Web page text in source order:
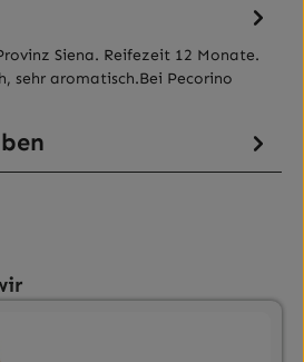
Siena. Reifezeit 12 Monate.
sehr aromatisch.Bei Pecorino